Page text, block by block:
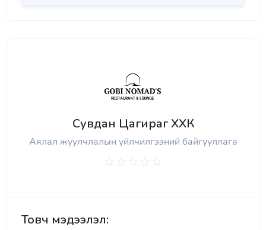
Сувдан Цагираг ХХК
Аялал жуулчлалын үйлчилгээний байгууллага
Товч мэдээлэл: